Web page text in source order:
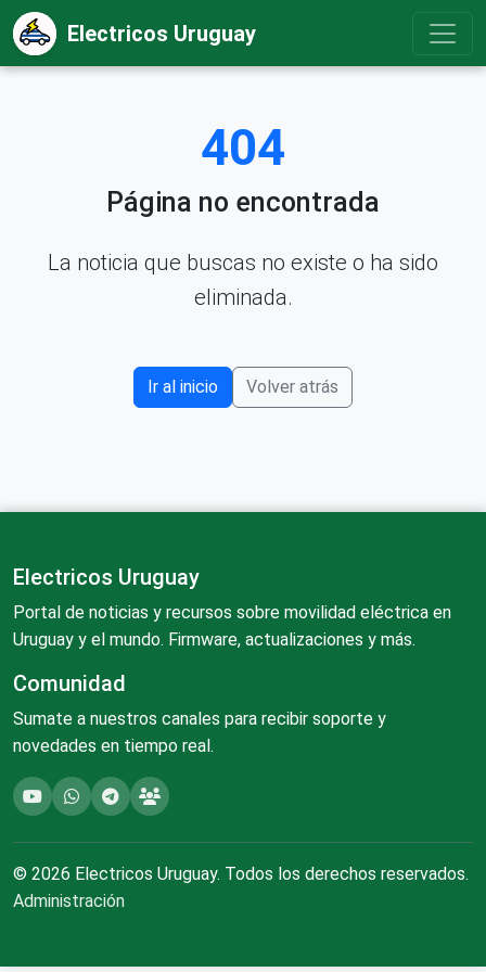
Electricos Uruguay
404
Página no encontrada
La noticia que buscas no existe o ha sido
eliminada.
Ir al inicio Volver atrás
Electricos Uruguay
Portal de noticias y recursos sobre movilidad eléctrica en
Uruguay y el mundo. Firmware, actualizaciones y más.
Comunidad
Sumate a nuestros canales para recibir soporte y
novedades en tiempo real.
© 2026 Electricos Uruguay. Todos los derechos reservados.
Administración